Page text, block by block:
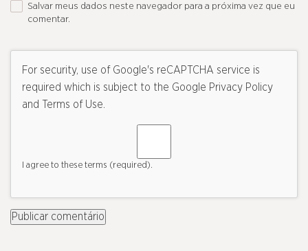
Salvar meus dados neste navegador para a próxima vez que eu
comentar.
For security, use of Google's reCAPTCHA service is
required which is subject to the Google Privacy Policy
and Terms of Use.
I agree to these terms (required).